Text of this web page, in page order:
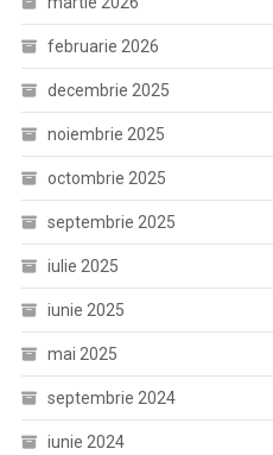
februarie 2026
decembrie 2025
noiembrie 2025
octombrie 2025
septembrie 2025
iulie 2025
iunie 2025
mai 2025
septembrie 2024
iunie 2024